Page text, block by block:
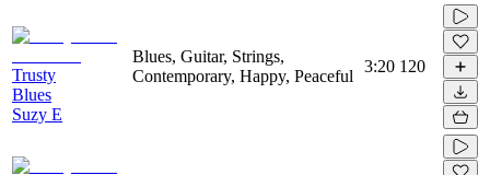
Trusty
Blues
Suzy E
Blues, Guitar, Strings,
Contemporary, Happy, Peaceful
3:20 120